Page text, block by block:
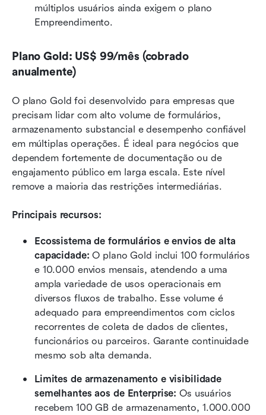
múltiplos usuários ainda exigem o plano
Empreendimento.
Plano Gold: US$ 99/mês (cobrado
anualmente)
O plano Gold foi desenvolvido para empresas que
precisam lidar com alto volume de formulários,
armazenamento substancial e desempenho confiável
em múltiplas operações. É ideal para negócios que
dependem fortemente de documentação ou de
engajamento público em larga escala. Este nível
remove a maioria das restrições intermediárias.
Principais recursos:
Ecossistema de formulários e envios de alta
capacidade: O plano Gold inclui 100 formulários
e 10.000 envios mensais, atendendo a uma
ampla variedade de usos operacionais em
diversos fluxos de trabalho. Esse volume é
adequado para empreendimentos com ciclos
recorrentes de coleta de dados de clientes,
funcionários ou parceiros. Garante continuidade
mesmo sob alta demanda.
Limites de armazenamento e visibilidade
semelhantes aos de Enterprise: Os usuários
recebem 100 GB de armazenamento, 1.000.000